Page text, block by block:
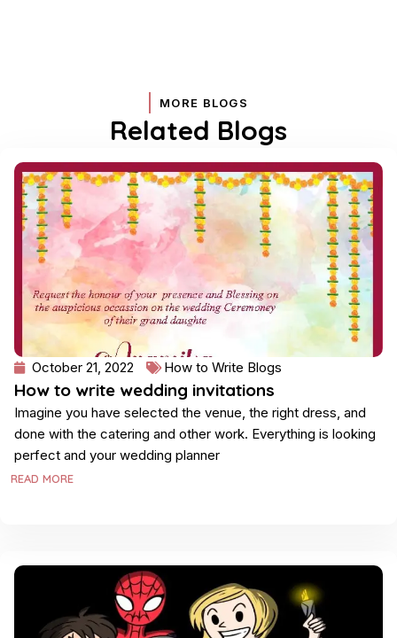
MORE BLOGS
Related Blogs
October 21, 2022 How to Write Blogs
How to write wedding invitations
Imagine you have selected the venue, the right dress, and
done with the catering and other work. Everything is looking
perfect and your wedding planner
READ MORE